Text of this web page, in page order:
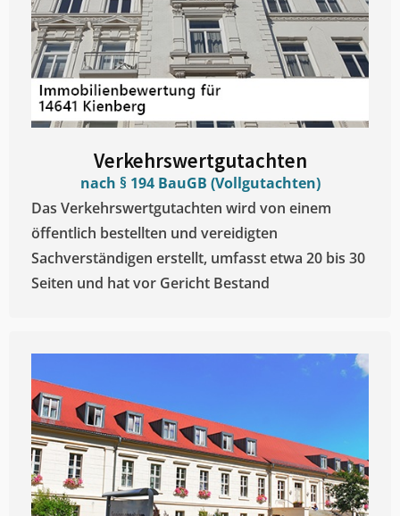
Verkehrswertgutachten
nach § 194 BauGB (Vollgutachten)
Das Verkehrswertgutachten wird von einem
öffentlich bestellten und vereidigten
Sachverständigen erstellt, umfasst etwa 20 bis 30
Seiten und hat vor Gericht Bestand